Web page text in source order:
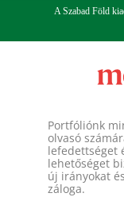
A Szabad Föld
Portfóliónk
olvasó
lefedettséget
lehetőséget
új irányokat
záloga.